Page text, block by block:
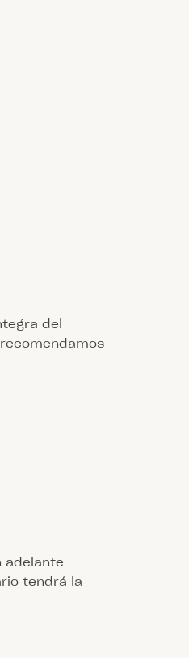
del
adelante
tendrá la